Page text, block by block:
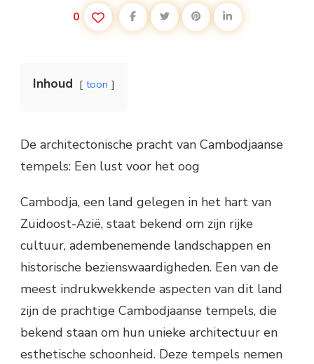
0
Inhoud toon
De architectonische pracht van Cambodjaanse
tempels: Een lust voor het oog
Cambodja, een land gelegen in het hart van
Zuidoost-Azië, staat bekend om zijn rijke
cultuur, adembenemende landschappen en
historische bezienswaardigheden. Een van de
meest indrukwekkende aspecten van dit land
zijn de prachtige Cambodjaanse tempels, die
bekend staan om hun unieke architectuur en
esthetische schoonheid. Deze tempels nemen